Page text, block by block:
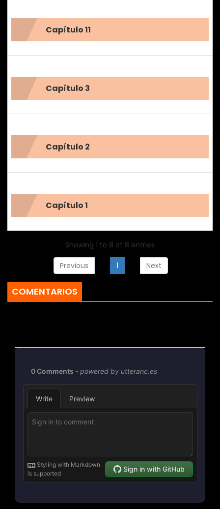
Capítulo 11
Capítulo 3
Capítulo 2
Capítulo 1
Showing 1 to 8 of 8 entries
Previous 1 Next
COMENTARIOS